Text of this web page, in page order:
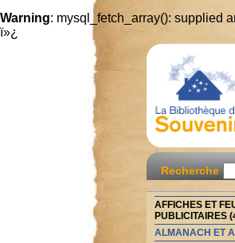
Warning: mysql_fetch_array(): supplied
ï»¿
Recherche
AFFICHES ET
PUBLICITAIRES
ALMANACH ET